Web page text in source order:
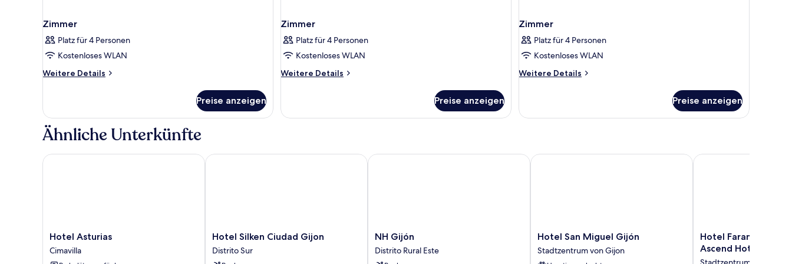
Zimmer
Platz für 4 Personen
Kostenloses WLAN
Weitere Details
Weitere
Preise anzeigen
Zimmer
Platz für 4 Personen
Kostenloses WLAN
Weitere Details
Weitere
Preise anzeigen
Zimmer
Platz für 4 Personen
Kostenloses WLAN
Weitere Details
Weitere
Preise anzeigen
Ähnliche Unterkünfte
Hotel
Asturias
Cimavilla
Hotel Asturias
Cimavilla
Hotel Asturias
Hotel
Silken
Ciudad
Hotel Silken Ciudad Gijon
Distrito Sur
Hotel Silken Ciudad Gijon
NH
Gijón
Distrito
NH Gijón
Distrito Rural Este
NH Gijón
Hotel
San
Miguel
Hotel San Miguel Gijón
Stadtzentrum von Gijon
Hotel San Miguel Gijón
Hotel
Faranda
Hotel Faranda
Ascend Hotel
Hotel Faranda Pathos